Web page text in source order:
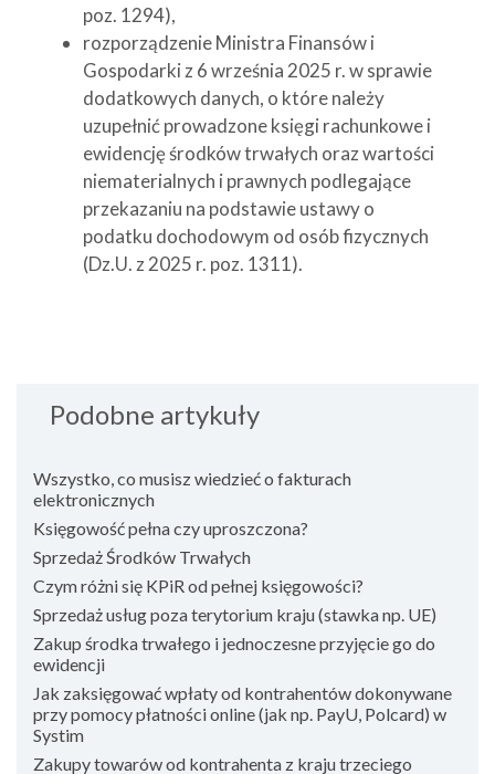
poz. 1294),
rozporządzenie Ministra Finansów i
Gospodarki z 6 września 2025 r. w sprawie
dodatkowych danych, o które należy
uzupełnić prowadzone księgi rachunkowe i
ewidencję środków trwałych oraz wartości
niematerialnych i prawnych podlegające
przekazaniu na podstawie ustawy o
podatku dochodowym od osób fizycznych
(Dz.U. z 2025 r. poz. 1311).
Podobne artykuły
Wszystko, co musisz wiedzieć o fakturach
elektronicznych
Księgowość pełna czy uproszczona?
Sprzedaż Środków Trwałych
Czym różni się KPiR od pełnej księgowości?
Sprzedaż usług poza terytorium kraju (stawka np. UE)
Zakup środka trwałego i jednoczesne przyjęcie go do
ewidencji
Jak zaksięgować wpłaty od kontrahentów dokonywane
przy pomocy płatności online (jak np. PayU, Polcard) w
Systim
Zakupy towarów od kontrahenta z kraju trzeciego